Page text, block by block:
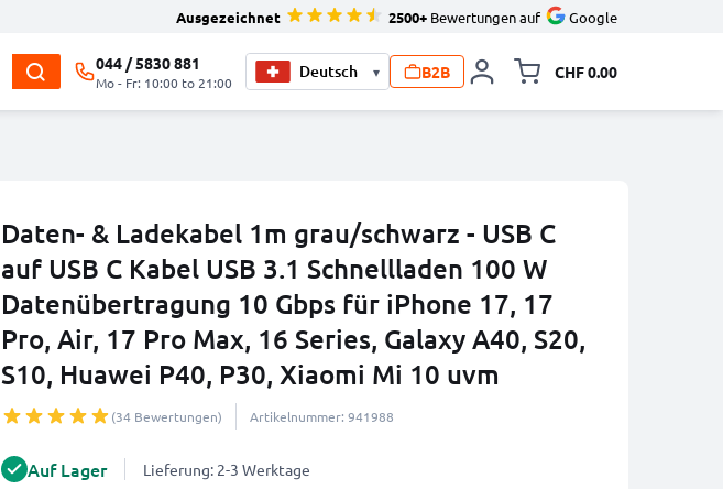
Ausgezeichnet 2500+ Bewertungen auf Google
044 / 5830 881
Mo - Fr: 10:00 to 21:00
▾ B2B CHF 0.00
Daten- & Ladekabel 1m grau/schwarz - USB C
auf USB C Kabel USB 3.1 Schnellladen 100 W
Datenübertragung 10 Gbps für iPhone 17, 17
Pro, Air, 17 Pro Max, 16 Series, Galaxy A40, S20,
S10, Huawei P40, P30, Xiaomi Mi 10 uvm
(34 Bewertungen) Artikelnummer: 941988
Auf Lager Lieferung: 2-3 Werktage